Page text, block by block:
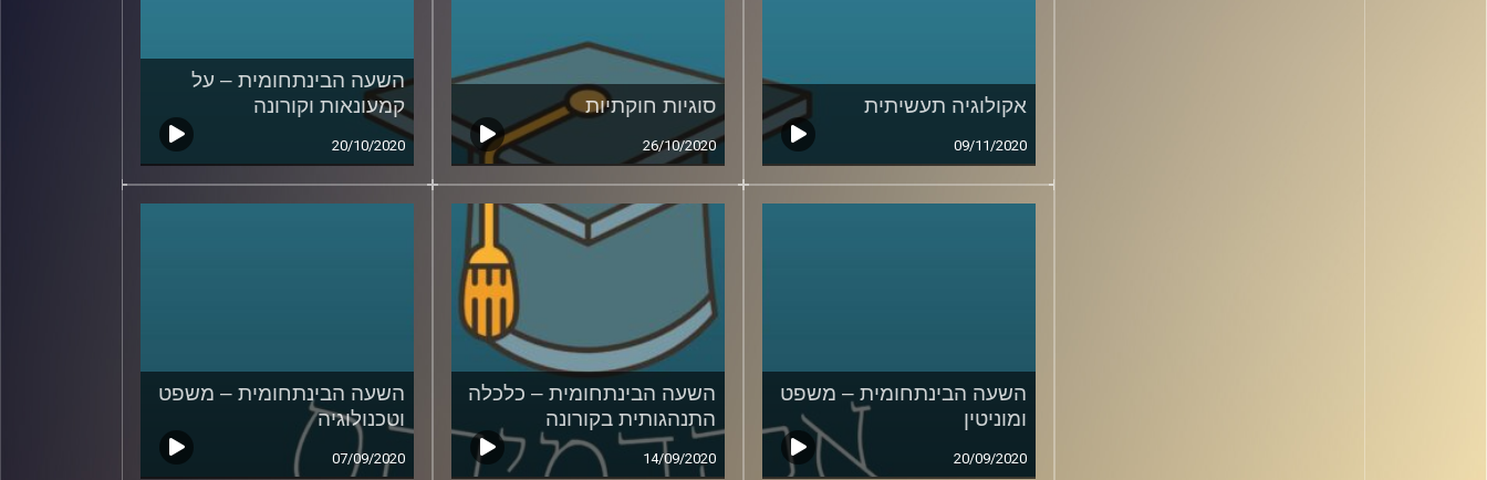
אקולוגיה תעשיתית
09/11/2020
סוגיות חוקתיות
26/10/2020
השעה הבינתחומית – על
קמעונאות וקורונה
20/10/2020
השעה הבינתחומית – משפט
ומוניטין
20/09/2020
השעה הבינתחומית – כלכלה
התנהגותית בקורונה
14/09/2020
השעה הבינתחומית – משפט
וטכנולוגיה
07/09/2020